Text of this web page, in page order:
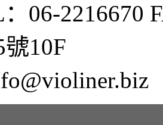
06-2216670
號10F